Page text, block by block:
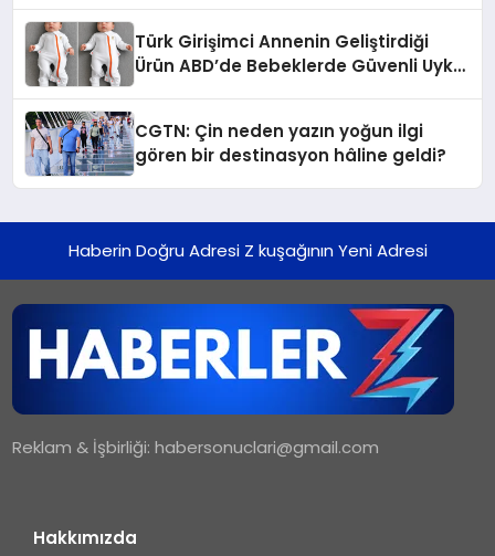
Türk Girişimci Annenin Geliştirdiği
Ürün ABD’de Bebeklerde Güvenli Uyku
CGTN: Çin neden yazın yoğun ilgi
gören bir destinasyon hâline geldi?
Haberin Doğru Adresi Z kuşağının Yeni Adresi
Reklam & İşbirliği:habersonuclari@gmail.com
Hakkımızda